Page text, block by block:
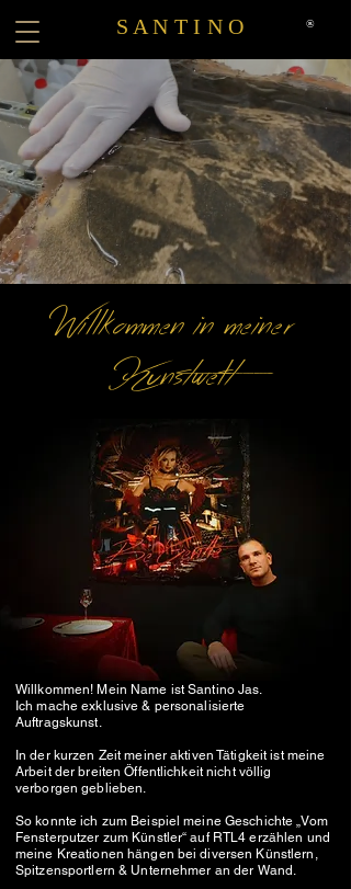
®
S A N T I N O
Willkommen in meiner
Kunstwelt
Willkommen! Mein Name ist Santino Jas.
Ich mache exklusive & personalisierte
Auftragskunst.
In der kurzen Zeit meiner aktiven Tätigkeit ist meine
Arbeit der breiten Öffentlichkeit nicht völlig
verborgen geblieben.
So konnte ich zum Beispiel meine Geschichte „Vom
Fensterputzer zum Künstler“ auf RTL4 erzählen und
meine Kreationen hängen bei diversen Künstlern,
Spitzensportlern & Unternehmer an der Wand.